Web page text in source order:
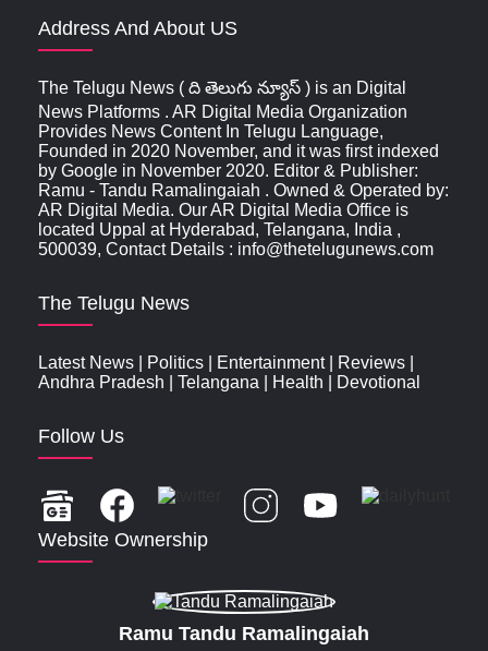
Address And About US
The Telugu News ( ది తెలుగు న్యూస్‌ ) is an Digital
News Platforms . AR Digital Media Organization
Provides News Content In Telugu Language,
Founded in 2020 November, and it was first indexed
by Google in November 2020. Editor & Publisher:
Ramu - Tandu Ramalingaiah . Owned & Operated by:
AR Digital Media. Our AR Digital Media Office is
located Uppal at Hyderabad, Telangana, India ,
500039, Contact Details : info@thetelugunews.com
The Telugu News
Latest News Politics Entertainment| Reviews
Andhra Pradesh
Telangana Health Devotional
Follow Us
Website Ownership
Ramu Tandu Ramalingaiah